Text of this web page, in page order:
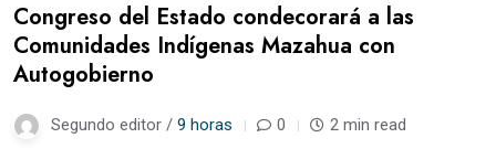
Congreso del Estado condecorará a las
Comunidades Indígenas Mazahua con
Autogobierno
Segundo editor / 9 horas 0 2 min read